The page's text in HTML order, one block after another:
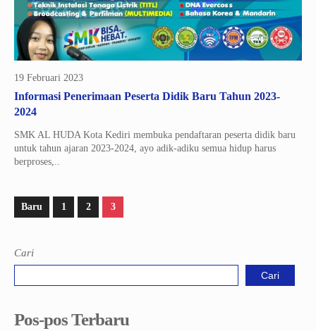
19 Februari 2023
Informasi Penerimaan Peserta Didik Baru Tahun 2023-
2024
SMK AL HUDA Kota Kediri membuka pendaftaran peserta didik baru
untuk tahun ajaran 2023-2024, ayo adik-adiku semua hidup harus
berproses,..
Baru 1 2 3
Cari
Cari
Pos-pos Terbaru